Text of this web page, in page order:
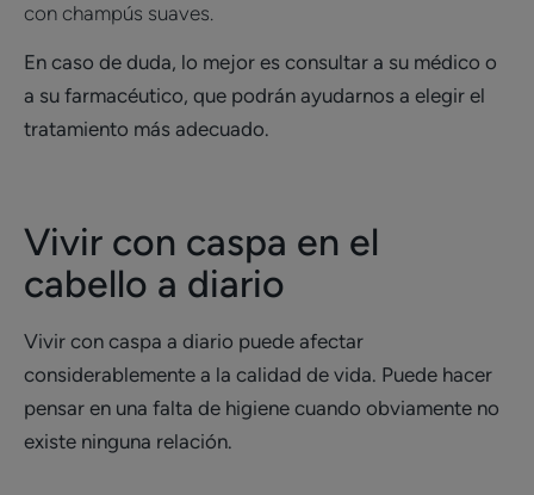
con champús suaves.
En caso de duda, lo mejor es consultar a su médico o
a su farmacéutico, que podrán ayudarnos a elegir el
tratamiento más adecuado.
Vivir con caspa en el
cabello a diario
Vivir con caspa a diario puede afectar
considerablemente a la calidad de vida. Puede hacer
pensar en una falta de higiene cuando obviamente no
existe ninguna relación.